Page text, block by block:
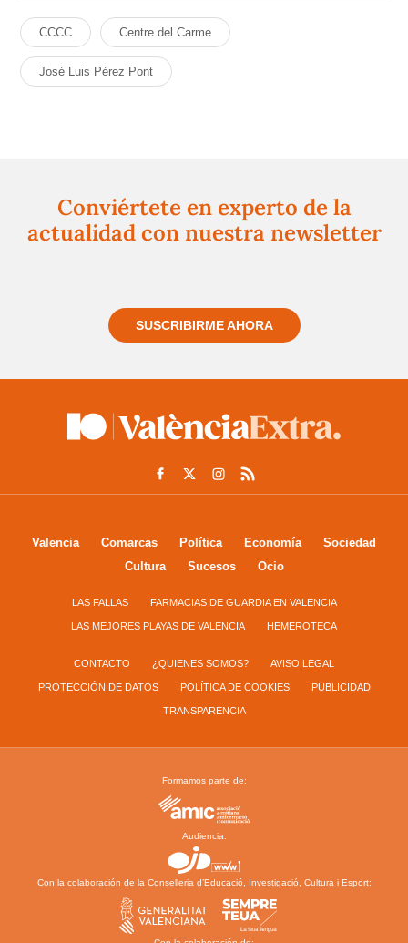
CCCC Centre del Carme
José Luis Pérez Pont
Conviértete en experto de la
actualidad con nuestra newsletter
SUSCRIBIRME AHORA
Valencia Comarcas Política Economía
Sociedad
Cultura
Sucesos Ocio
LAS FALLAS FARMACIAS DE GUARDIA EN VALENCIA
LAS MEJORES PLAYAS DE VALENCIA HEMEROTECA
CONTACTO ¿QUIENES SOMOS? AVISO LEGAL
PROTECCIÓN DE DATOS POLÍTICA DE COOKIES PUBLICIDAD
TRANSPARENCIA
Formamos parte de:
Audiencia:
Con la colaboración de la Conselleria d’Educació, Investigació, Cultura i Esport: